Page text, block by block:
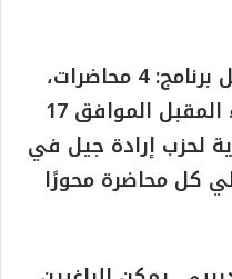
ومن المقرر أن تكون مدة كل برنامج: 4 محاضرات،
على أن تبدأ من يوم الثلاثاء المقبل الموافق 17
لحزب إرادة جيل في
كل محاضرة محورًا